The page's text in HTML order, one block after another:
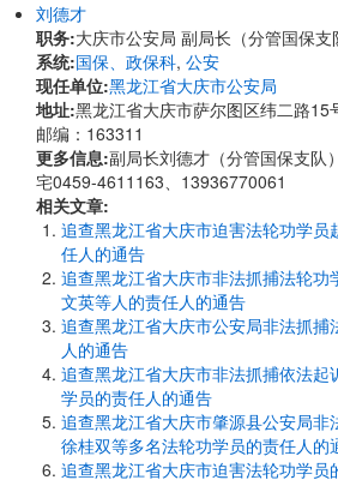
刘德才
职务:大庆市公安局 副局长（分管国保
系统:国保、政保科, 公安
现任单位:黑龙江省大庆市公安局
地址:黑龙江省大庆市萨尔图区纬二路
邮编：163311
更多信息:副局长刘德才（分管国保支队
宅0459-4611163、13936770061
相关文章:
追查黑龙江省大庆市迫害法轮功学员
任人的通告
追查黑龙江省大庆市非法抓捕法轮功
文英等人的责任人的通告
追查黑龙江省大庆市公安局非法抓捕
人的通告
追查黑龙江省大庆市非法抓捕依法起
学员的责任人的通告
追查黑龙江省大庆市肇源县公安局非
徐桂双等多名法轮功学员的责任人的
追查黑龙江省大庆市迫害法轮功学员